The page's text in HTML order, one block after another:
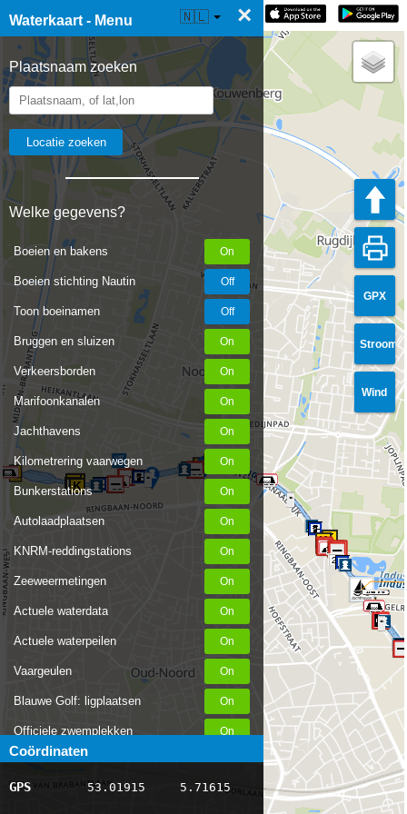
Waterkaart - Menu ×
Plaatsnaam zoeken
Welke gegevens?
Boeien en bakens
Boeien stichting Nautin
Toon boeinamen
Bruggen en sluizen
Verkeersborden
Marifoonkanalen
Jachthavens
Kilometrering vaarwegen
Bunkerstations
Autolaadplaatsen
KNRM-reddingstations
Zeeweermetingen
Actuele waterdata
Actuele waterpeilen
Vaargeulen
Blauwe Golf: ligplaatsen
Officiele zwemplekken
Stremmingen/hinder
AIS scheepsposities
Coördinaten
GPS 53.01915 5.71615
☰ Waterkaart Live 🇳🇱
GPX
Stroom
Wind
23
24
25